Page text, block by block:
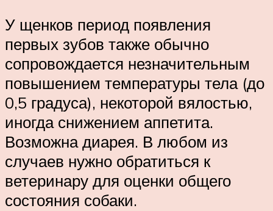
У щенков период появления
первых зубов также обычно
сопровождается незначительным
повышением температуры тела (до
0,5 градуса), некоторой вялостью,
иногда снижением аппетита.
Возможна диарея. В любом из
случаев нужно обратиться к
ветеринару для оценки общего
состояния собаки.